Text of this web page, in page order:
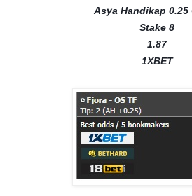
Asya Handikap 0.25
Stake 8
1.87
1XBET